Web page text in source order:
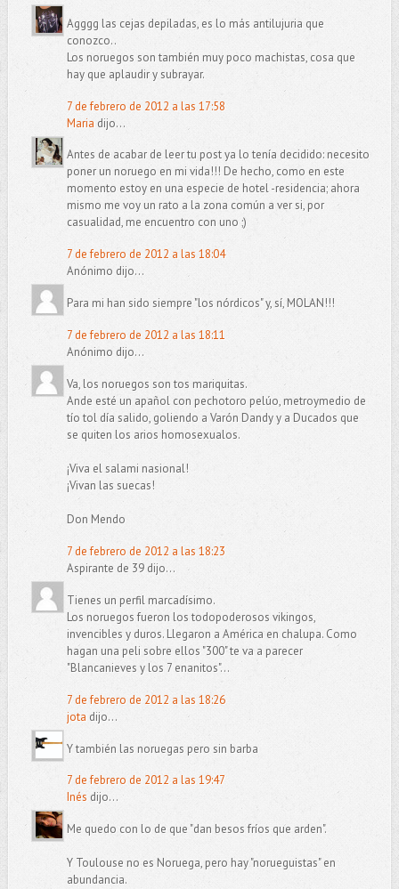
Agggg las cejas depiladas, es lo más antilujuria que
conozco..
Los noruegos son también muy poco machistas, cosa que
hay que aplaudir y subrayar.
7 de febrero de 2012 a las 17:58
Maria dijo...
Antes de acabar de leer tu post ya lo tenía decidido: necesito
poner un noruego en mi vida!!! De hecho, como en este
momento estoy en una especie de hotel -residencia; ahora
mismo me voy un rato a la zona común a ver si, por
casualidad, me encuentro con uno ;)
7 de febrero de 2012 a las 18:04
Anónimo dijo...
Para mi han sido siempre "los nórdicos" y, sí, MOLAN!!!
7 de febrero de 2012 a las 18:11
Anónimo dijo...
Va, los noruegos son tos mariquitas.
Ande esté un apañol con pechotoro pelúo, metroymedio de
tío tol día salido, goliendo a Varón Dandy y a Ducados que
se quiten los arios homosexualos.
¡Viva el salami nasional!
¡Vivan las suecas!
Don Mendo
7 de febrero de 2012 a las 18:23
Aspirante de 39 dijo...
Tienes un perfil marcadísimo.
Los noruegos fueron los todopoderosos vikingos,
invencibles y duros. Llegaron a América en chalupa. Como
hagan una peli sobre ellos "300" te va a parecer
"Blancanieves y los 7 enanitos"...
7 de febrero de 2012 a las 18:26
jota dijo...
Y también las noruegas pero sin barba
7 de febrero de 2012 a las 19:47
Inés dijo...
Me quedo con lo de que "dan besos fríos que arden".
Y Toulouse no es Noruega, pero hay "norueguistas" en
abundancia.